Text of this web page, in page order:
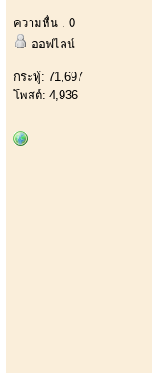
ความหื่น : 0
ออฟไลน์
กระทู้: 71,697
โพสต์: 4,936